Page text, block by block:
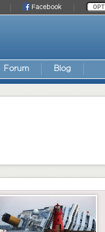
Facebook
Forum Blog